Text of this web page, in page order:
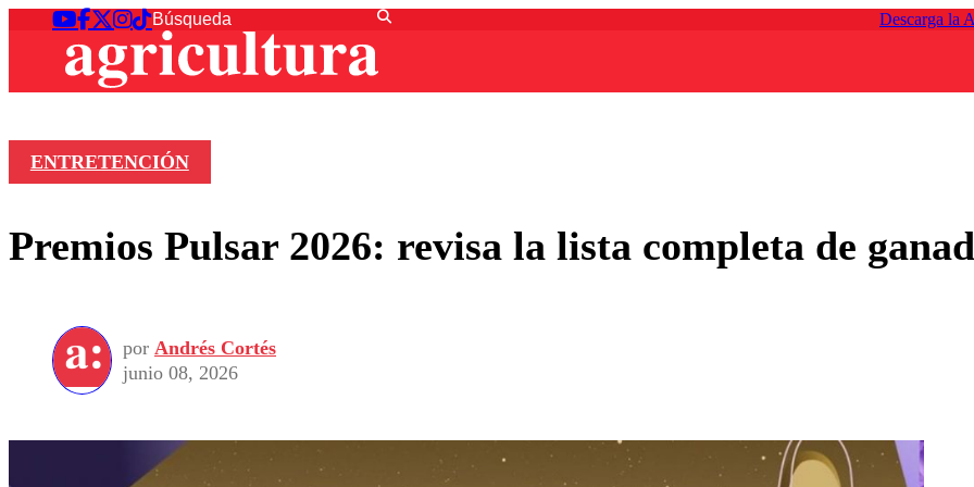
Descarga la
ENTRETENCIÓN
Premios Pulsar 2026: revisa la lista completa de
por Andrés Cortés
junio 08, 2026